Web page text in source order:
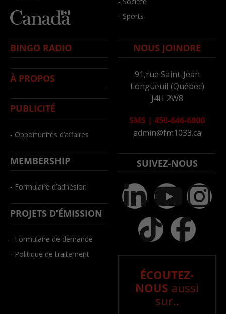
- Sports
BINGO RADIO
À PROPOS
PUBLICITÉ
- Opportunités d’affaires
MEMBERSHIP
- Formulaire d’adhésion
PROJETS D’ÉMISSION
- Formulaire de demande
- Politique de traitement
NOUS JOINDRE
91,rue Saint-Jean
Longueuil (Québec)
J4H 2W8
SMS | 450-646-6800
admin@fm1033.ca
SUIVEZ-NOUS
ÉCOUTEZ-
NOUS aussi
sur..